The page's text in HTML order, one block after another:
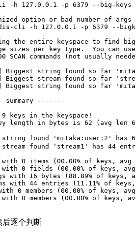
-h 127.0.0.1 -p 6379 --big-keys
option or bad number of
cli -h 127.0.0.1 -p 6379 --
the entire keyspace to find
sizes per key type .  You can
SCAN commands (not usually
Biggest string found so far
Biggest stream found so far
Biggest string found so far
-------
9 keys in the keyspace!
length in bytes is 62 (avg len
stream found 'stream1' has 44
0 items (00.00% of keys, avg
with 0 fields (00.00% of keys,
with 16 bytes (88.89% of keys,
with 44 entries (11.11% of
0 members (00.00% of keys,
0 members (00.00% of keys,
后逐个判断